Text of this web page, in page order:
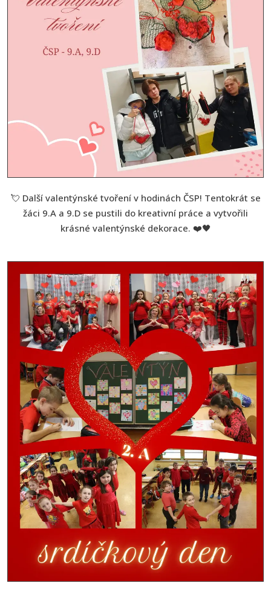
💘 Další valentýnské tvoření v hodinách ČSP! Tentokrát se
žáci 9.A a 9.D se pustili do kreativní práce a vytvořili
krásné valentýnské dekorace. ❤️🖤